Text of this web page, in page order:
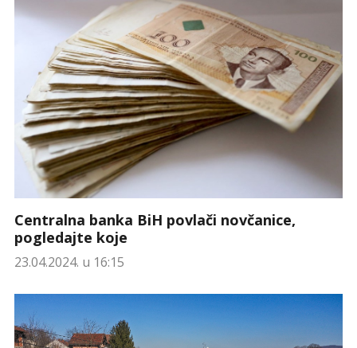
Centralna banka BiH povlači novčanice,
pogledajte koje
23.04.2024. u 16:15